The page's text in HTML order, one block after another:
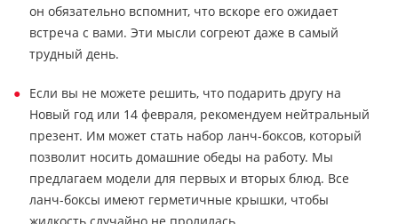
он обязательно вспомнит, что вскоре его ожидает
встреча с вами. Эти мысли согреют даже в самый
трудный день.
Если вы не можете решить, что подарить другу на
Новый год или 14 февраля, рекомендуем нейтральный
презент. Им может стать набор ланч-боксов, который
позволит носить домашние обеды на работу. Мы
предлагаем модели для первых и вторых блюд. Все
ланч-боксы имеют герметичные крышки, чтобы